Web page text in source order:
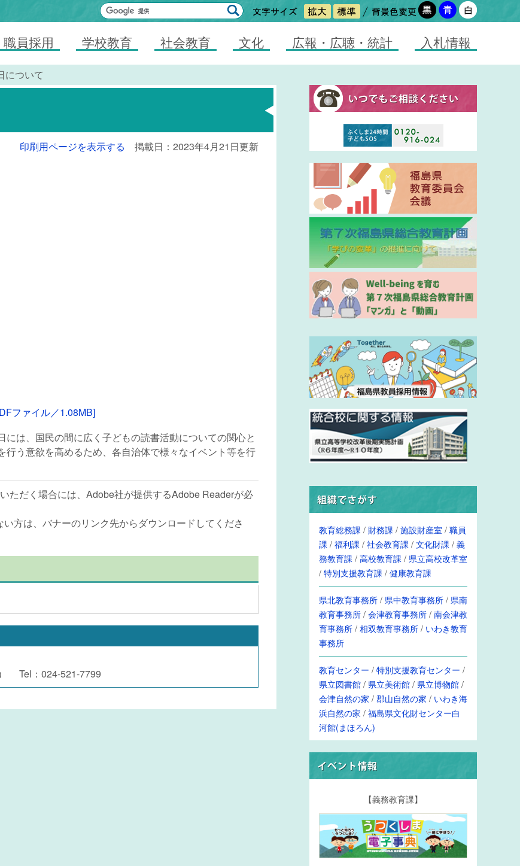
職員採用 学校教育 社会教育 文化 広報・広聴・統計 入札情報
について
印刷用ページを表示する 掲載日：2023年4月21日更新
ファイル／1.08MB]
は、国民の間に広く子どもの読書活動についての関心と
う意欲を高めるため、各自治体で様々なイベント等を行
ただく場合には、Adobe社が提供するAdobe Readerが必
方は、バナーのリンク先からダウンロードしてくださ
） Tel：024-521-7799
教育総務課 / 財務課 /施設財産室 /職員
課 /福利課 /社会教育課 /文化財課 /義
務教育課 /高校教育課 / 県立高校改革室
/特別支援教育課 /健康教育課
県北教育事務所/ 県中教育事務所/ 県南
教育事務所/会津教育事務所/南会津教
育事務所/相双教育事務所/ いわき教育
事務所
教育センター /特別支援教育センター /
県立図書館/ 県立美術館/ 県立博物館/
会津自然の家 /郡山自然の家 / いわき海
浜自然の家 /福島県文化財センター白
河館(まほろん)
【義務教育課】